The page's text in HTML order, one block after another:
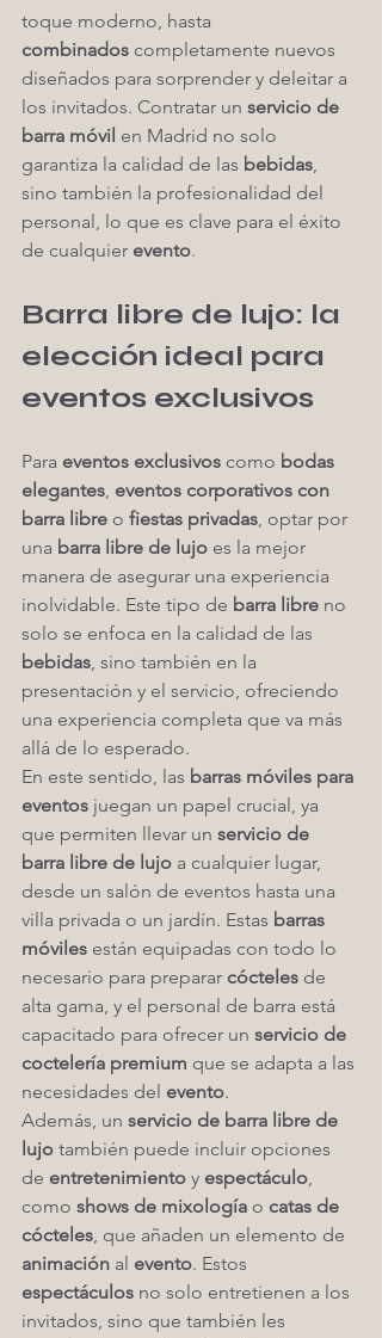
toque moderno, hasta
combinados completamente nuevos
diseñados para sorprender y deleitar a
los invitados. Contratar un servicio de
barra móvil en Madrid no solo
garantiza la calidad de las bebidas,
sino también la profesionalidad del
personal, lo que es clave para el éxito
de cualquier evento.
Barra libre de lujo: la
elección ideal para
eventos exclusivos
Para eventos exclusivos como bodas
elegantes, eventos corporativos con
barra libre o fiestas privadas, optar por
una barra libre de lujo es la mejor
manera de asegurar una experiencia
inolvidable. Este tipo de barra libre no
solo se enfoca en la calidad de las
bebidas, sino también en la
presentación y el servicio, ofreciendo
una experiencia completa que va más
allá de lo esperado.
En este sentido, las barras móviles para
eventos juegan un papel crucial, ya
que permiten llevar un servicio de
barra libre de lujo a cualquier lugar,
desde un salón de eventos hasta una
villa privada o un jardín. Estas barras
móviles están equipadas con todo lo
necesario para preparar cócteles de
alta gama, y el personal de barra está
capacitado para ofrecer un servicio de
coctelería premium que se adapta a las
necesidades del evento.
Además, un servicio de barra libre de
lujo también puede incluir opciones
de entretenimiento y espectáculo,
como shows de mixología o catas de
cócteles, que añaden un elemento de
animación al evento. Estos
espectáculos no solo entretienen a los
invitados, sino que también les